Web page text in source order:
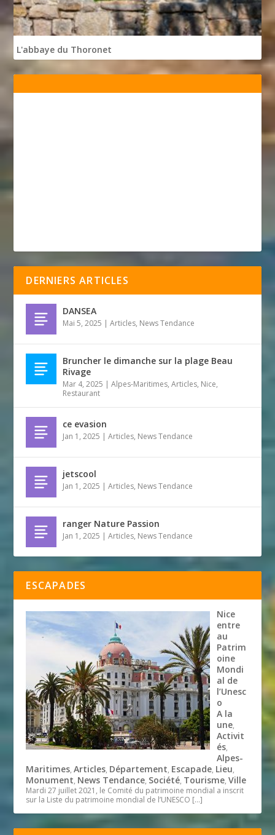
L'abbaye du Thoronet
DERNIERS ARTICLES
DANSEA
Mai 5, 2025 |Articles, News Tendance
Bruncher le dimanche sur la plage Beau
Rivage
Mar 4, 2025 |Alpes-Maritimes,Articles, Nice,
Restaurant
ce evasion
Jan 1, 2025 |Articles, News Tendance
jetscool
Jan 1, 2025 |Articles, News Tendance
ranger Nature Passion
Jan 1, 2025 |Articles, News Tendance
ESCAPADES
Nice
entre
au
Patrim
oine
Mondi
al de
l’Unesc
o
A la
une,
Activit
és,
Alpes-
Maritimes,Articles, Département, Escapade, Lieu,
Monument, News Tendance, Société, Tourisme,Ville
Mardi 27 juillet 2021, le Comité du patrimoine mondial a inscrit
sur la Liste du patrimoine mondial de l’UNESCO […]